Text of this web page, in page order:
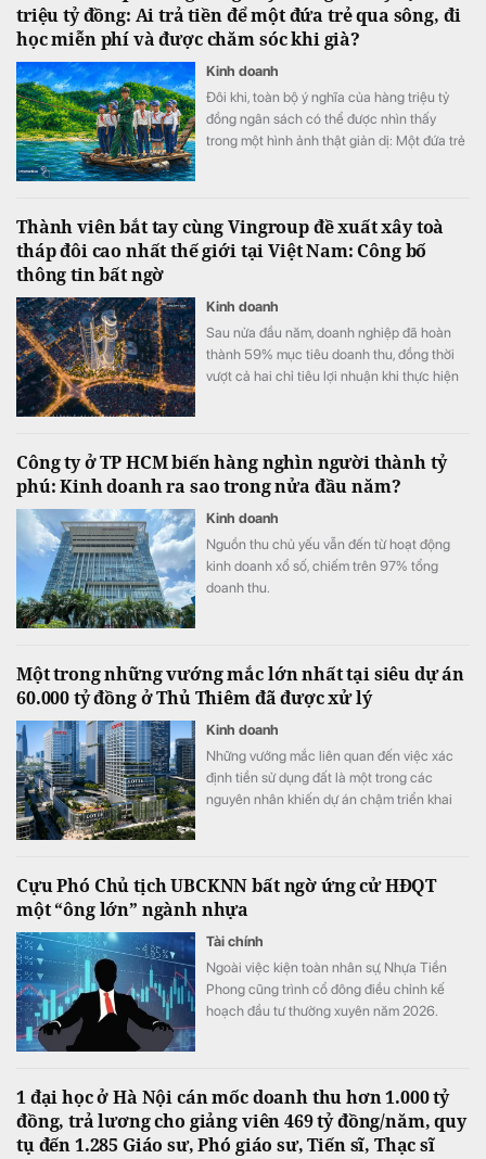
triệu tỷ đồng: Ai trả tiền để một đứa trẻ qua sông, đi
học miễn phí và được chăm sóc khi già?
Kinh doanh
Đôi khi, toàn bộ ý nghĩa của hàng triệu tỷ
đồng ngân sách có thể được nhìn thấy
trong một hình ảnh thật giản dị: Một đứa trẻ
Thành viên bắt tay cùng Vingroup đề xuất xây toà
tháp đôi cao nhất thế giới tại Việt Nam: Công bố
thông tin bất ngờ
Kinh doanh
Sau nửa đầu năm, doanh nghiệp đã hoàn
thành 59% mục tiêu doanh thu, đồng thời
vượt cả hai chỉ tiêu lợi nhuận khi thực hiện
Công ty ở TP HCM biến hàng nghìn người thành tỷ
phú: Kinh doanh ra sao trong nửa đầu năm?
Kinh doanh
Nguồn thu chủ yếu vẫn đến từ hoạt động
kinh doanh xổ số, chiếm trên 97% tổng
doanh thu.
Một trong những vướng mắc lớn nhất tại siêu dự án
60.000 tỷ đồng ở Thủ Thiêm đã được xử lý
Kinh doanh
Những vướng mắc liên quan đến việc xác
định tiền sử dụng đất là một trong các
nguyên nhân khiến dự án chậm triển khai
Cựu Phó Chủ tịch UBCKNN bất ngờ ứng cử HĐQT
một “ông lớn” ngành nhựa
Tài chính
Ngoài việc kiện toàn nhân sự, Nhựa Tiền
Phong cũng trình cổ đông điều chỉnh kế
hoạch đầu tư thường xuyên năm 2026.
1 đại học ở Hà Nội cán mốc doanh thu hơn 1.000 tỷ
đồng, trả lương cho giảng viên 469 tỷ đồng/năm, quy
tụ đến 1.285 Giáo sư, Phó giáo sư, Tiến sĩ, Thạc sĩ